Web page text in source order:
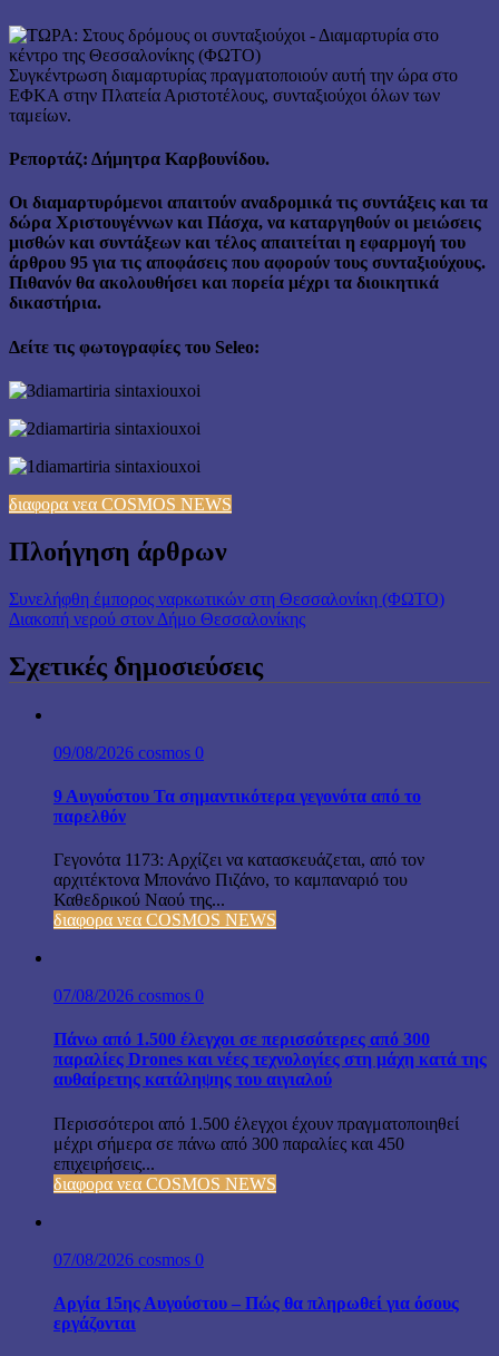
Συγκέντρωση διαμαρτυρίας πραγματοποιούν αυτή την ώρα στο
ΕΦΚΑ στην Πλατεία Αριστοτέλους, συνταξιούχοι όλων των
ταμείων.
Ρεπορτάζ: Δήμητρα Καρβουνίδου.
Οι διαμαρτυρόμενοι απαιτούν αναδρομικά τις συντάξεις και τα
δώρα Χριστουγέννων και Πάσχα, να καταργηθούν οι μειώσεις
μισθών και συντάξεων και τέλος απαιτείται η εφαρμογή του
άρθρου 95 για τις αποφάσεις που αφορούν τους συνταξιούχους.
Πιθανόν θα ακολουθήσει και πορεία μέχρι τα διοικητικά
δικαστήρια.
Δείτε τις φωτογραφίες του Seleo:
διαφορα νεα COSMOS NEWS
Πλοήγηση άρθρων
Συνελήφθη έμπορος ναρκωτικών στη Θεσσαλονίκη (ΦΩΤΟ)
Διακοπή νερού στον Δήμο Θεσσαλονίκης
Σχετικές δημοσιεύσεις
09/08/2026 cosmos 0
9 Αυγούστου Τα σημαντικότερα γεγονότα από το
παρελθόν
Γεγονότα 1173: Αρχίζει να κατασκευάζεται, από τον
αρχιτέκτονα Μπονάνο Πιζάνο, το καμπαναριό του
Καθεδρικού Ναού της...
διαφορα νεα COSMOS NEWS
07/08/2026 cosmos 0
Πάνω από 1.500 έλεγχοι σε περισσότερες από 300
παραλίες Drones και νέες τεχνολογίες στη μάχη κατά της
αυθαίρετης κατάληψης του αιγιαλού
Περισσότεροι από 1.500 έλεγχοι έχουν πραγματοποιηθεί
μέχρι σήμερα σε πάνω από 300 παραλίες και 450
επιχειρήσεις...
διαφορα νεα COSMOS NEWS
07/08/2026 cosmos 0
Αργία 15ης Αυγούστου – Πώς θα πληρωθεί για όσους
εργάζονται